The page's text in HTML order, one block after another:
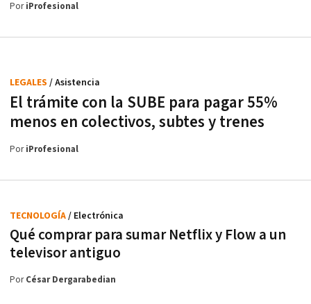
PoriProfesional
El trámite con la SUBE para pagar 55%
menos en colectivos, subtes y trenes
LEGALES / Asistencia
PoriProfesional
Qué comprar para sumar Netflix y Flow a un
televisor antiguo
TECNOLOGÍA/ Electrónica
PorCésar Dergarabedian